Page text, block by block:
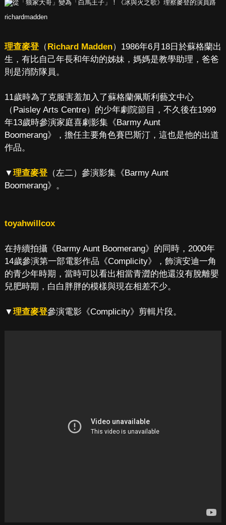
richardmadden
理查麥登（Richard Madden）1986年6月18日於蘇格蘭出
生，有比自己年長和年幼的姊妹，媽媽是教學助理，爸爸
則是消防隊員。
11歲時為了克服害羞加入了蘇格蘭佩斯利藝文中心
（Paisley Arts Centre）的少年劇院節目，不久後在1999
年13歲時參演家庭喜劇影集《Barmy Aunt
Boomerang》，擔任主要角色賽巴斯汀，這也是他的出道
作品。
▼理查麥登（左二）參演影集《Barmy Aunt
Boomerang》。
toyahwillcox
在持續拍攝《Barmy Aunt Boomerang》的同時，2000年
14歲參演第一部電影作品《Complicity》，飾演安迪一角
的青少年時期，當時可以看出相當青澀的他還沒有脫離嬰
兒肥時期，白白胖胖的模樣與現在相差不少。
▼理查麥登參演電影《Complicity》剪輯片段。